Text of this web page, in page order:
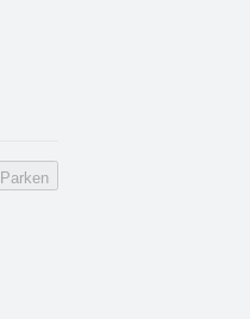
Parken